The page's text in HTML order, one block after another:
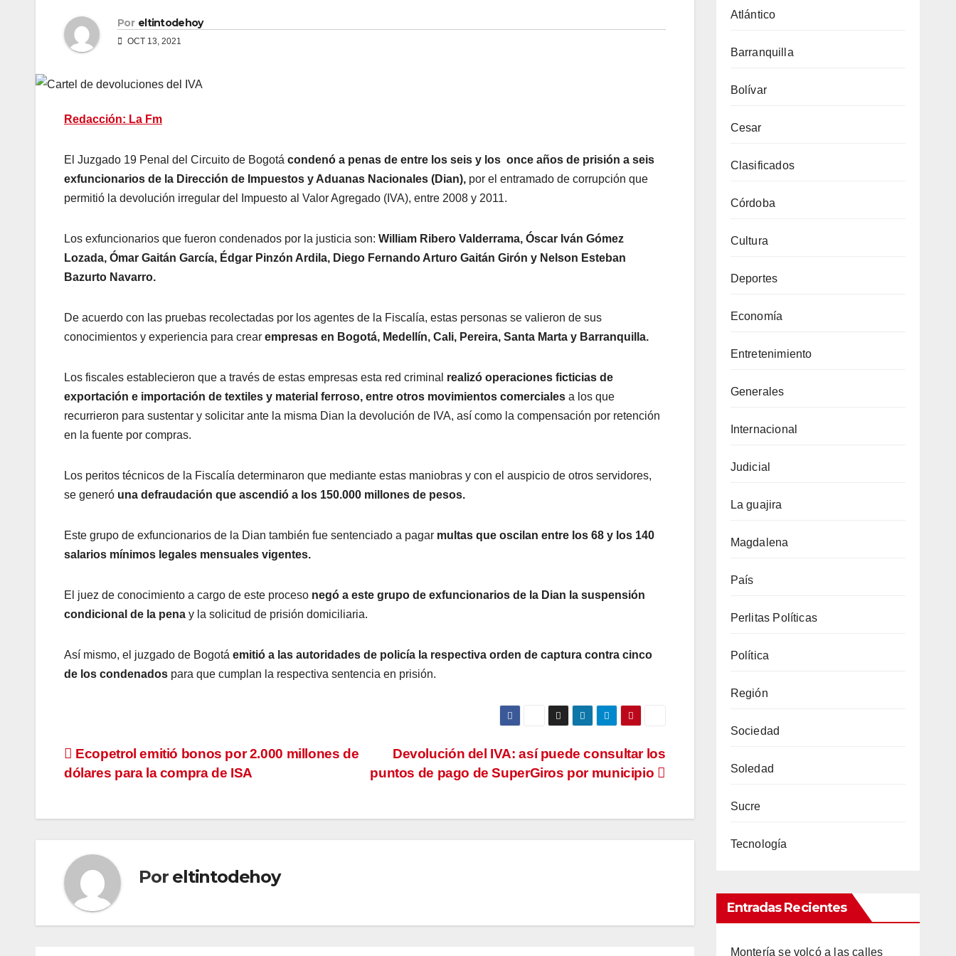
Por eltintodehoy
OCT 13, 2021
Redacción: La Fm
El Juzgado 19 Penal del Circuito de Bogotá condenó a penas de entre los seis y los once años de prisión a seis
exfuncionarios de la Dirección de Impuestos y Aduanas Nacionales (Dian), por el entramado de corrupción que
permitió la devolución irregular del Impuesto al Valor Agregado (IVA), entre 2008 y 2011.
Los exfuncionarios que fueron condenados por la justicia son: William Ribero Valderrama, Óscar Iván Gómez
Lozada, Ómar Gaitán García, Édgar Pinzón Ardila, Diego Fernando Arturo Gaitán Girón y Nelson Esteban
Bazurto Navarro.
De acuerdo con las pruebas recolectadas por los agentes de la Fiscalía, estas personas se valieron de sus
conocimientos y experiencia para crear empresas en Bogotá, Medellín, Cali, Pereira, Santa Marta y Barranquilla.
Los fiscales establecieron que a través de estas empresas esta red criminal realizó operaciones ficticias de
exportación e importación de textiles y material ferroso, entre otros movimientos comerciales a los que
recurrieron para sustentar y solicitar ante la misma Dian la devolución de IVA, así como la compensación por retención
en la fuente por compras.
Los peritos técnicos de la Fiscalía determinaron que mediante estas maniobras y con el auspicio de otros servidores,
se generó una defraudación que ascendió a los 150.000 millones de pesos.
Este grupo de exfuncionarios de la Dian también fue sentenciado a pagar multas que oscilan entre los 68 y los 140
salarios mínimos legales mensuales vigentes.
El juez de conocimiento a cargo de este proceso negó a este grupo de exfuncionarios de la Dian la suspensión
condicional de la pena y la solicitud de prisión domiciliaria.
Así mismo, el juzgado de Bogotá emitió a las autoridades de policía la respectiva orden de captura contra cinco
de los condenados para que cumplan la respectiva sentencia en prisión.
Navegación
entradas
Devolución del IVA: así puede consultar los
puntos de pago de SuperGiros por municipio
Ecopetrol emitió bonos por 2.000 millones de
dólares para la compra de ISA
Por eltintodehoy
Atlántico
Barranquilla
Bolívar
Cesar
Clasificados
Córdoba
Cultura
Deportes
Economía
Entretenimiento
Generales
Internacional
Judicial
La guajira
Magdalena
País
Perlitas Políticas
Política
Región
Sociedad
Soledad
Sucre
Tecnología
Entradas Recientes
Montería se volcó a las calles